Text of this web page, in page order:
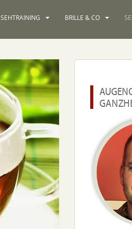
SEHTRAINING BRILLE & CO